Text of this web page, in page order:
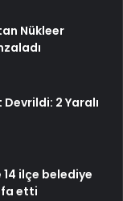
Nükleer
2 Yaralı
14 ilçe belediye
etti